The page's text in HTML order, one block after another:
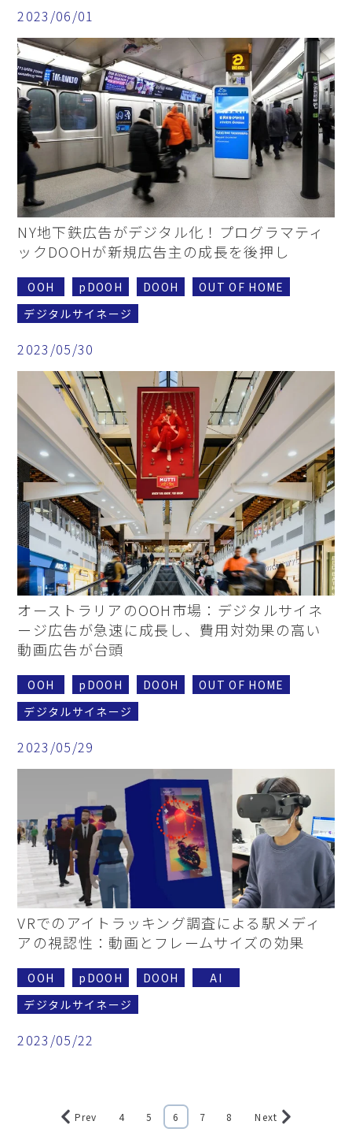
2023/06/01
NY地下鉄広告がデジタル化！プログラマティ
ックDOOHが新規広告主の成長を後押し
OOH pDOOH DOOH
OUT OF HOME
デジタルサイネージ
2023/05/30
オーストラリアのOOH市場：デジタルサイネ
ージ広告が急速に成長し、費用対効果の高い
動画広告が台頭
OOH pDOOH DOOH
OUT OF HOME
デジタルサイネージ
2023/05/29
VRでのアイトラッキング調査による駅メディ
アの視認性：動画とフレームサイズの効果
OOH pDOOH DOOH
AI
デジタルサイネージ
2023/05/22
Prev 4 5 6 7 8 Next